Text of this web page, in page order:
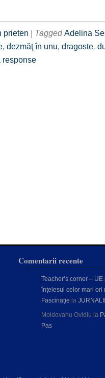
prieten | TaggedAdelina
, dezmăţ în unu, dragoste,
response
Comentarii recente
Teacher’s corner – UE
înțelesul celor mari ori
Fascinație la
Moldovanu Ovidiu la
Pas